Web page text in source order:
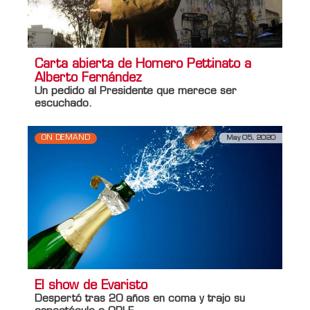
Carta abierta de Homero Pettinato a
Alberto Fernández
Un pedido al Presidente que merece ser
escuchado.
ON DEMAND May 05, 2020
El show de Evaristo
Despertó tras 20 años en coma y trajo su